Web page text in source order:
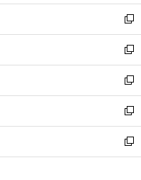
開
く
ウ
で
開
く
ン
ド
ウ
で
開
く
ウ
ィ
ン
ド
ウ
で
開
く
し
い
ウ
ィ
ン
ド
ウ
で
開
く
新
し
い
ウ
ィ
ン
ド
ウ
で
開
新
し
い
ウ
ィ
ン
ド
ウ
新
し
い
ウ
ィ
ン
新
し
い
ウ
新
し